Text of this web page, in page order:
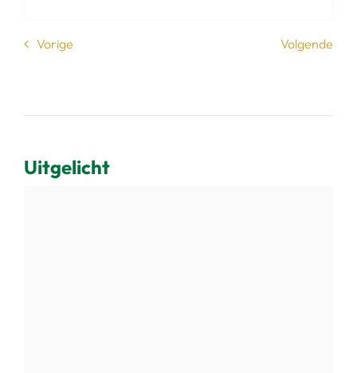
Vorige Volgende
Uitgelicht